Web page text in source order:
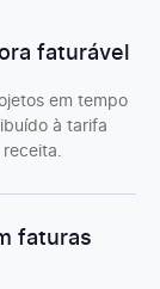
faturável
em tempo
à tarifa
faturas